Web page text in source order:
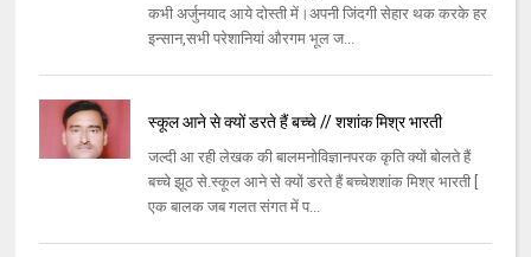
कभी अर्जुनयाद आये दोस्ती में।अपनी जिंदगी सेहार थक करके हर
इन्सान,सभी परेशानियां औरगम भूल ज...
स्कूल आने से क्यों डरते हैं बच्चे // शशांक मिश्र भारती
जल्दी आ रही लेखक की बालमनोविज्ञानपरक कृति क्यों बोलते हैं
बच्चे झूठ से.स्कूल आने से क्यों डरते हैं बच्चेशशांक मिश्र भारती [
एक बालक जब गलत संगत में प...